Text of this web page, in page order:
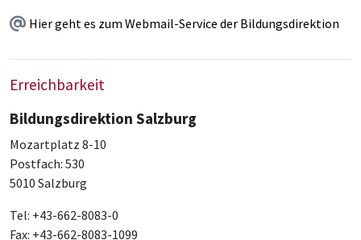
Hier geht es zum Webmail-Service der Bildungsdirektion
Erreichbarkeit
Bildungsdirektion Salzburg
Mozartplatz 8-10
Postfach: 530
5010 Salzburg
Tel: +43-662-8083-0
Fax: +43-662-8083-1099